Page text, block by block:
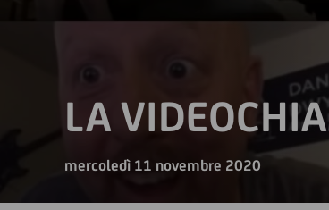
LA
mercoledì 11 novembre 2020